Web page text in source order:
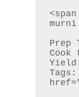
Prep
Cook